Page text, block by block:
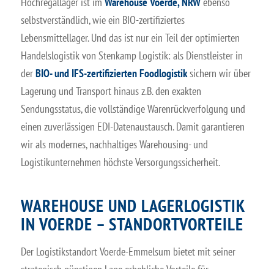
selbstverständlich, wie ein BIO-zertifiziertes
Lebensmittellager. Und das ist nur ein Teil der optimierten
Handelslogistik von Stenkamp Logistik: als Dienstleister in
derBIO- und IFS-zertifizierten Foodlogistiksichern wir über
Lagerung und Transport hinaus z.B. den exakten
Sendungsstatus, die vollständige Warenrückverfolgung und
einen zuverlässigen EDI-Datenaustausch. Damit garantieren
wir als modernes, nachhaltiges Warehousing- und
Logistikunternehmen höchste Versorgungssicherheit.
WAREHOUSE UND LAGERLOGISTIK
IN VOERDE – STANDORTVORTEILE
Der Logistikstandort Voerde-Emmelsum bietet mit seiner